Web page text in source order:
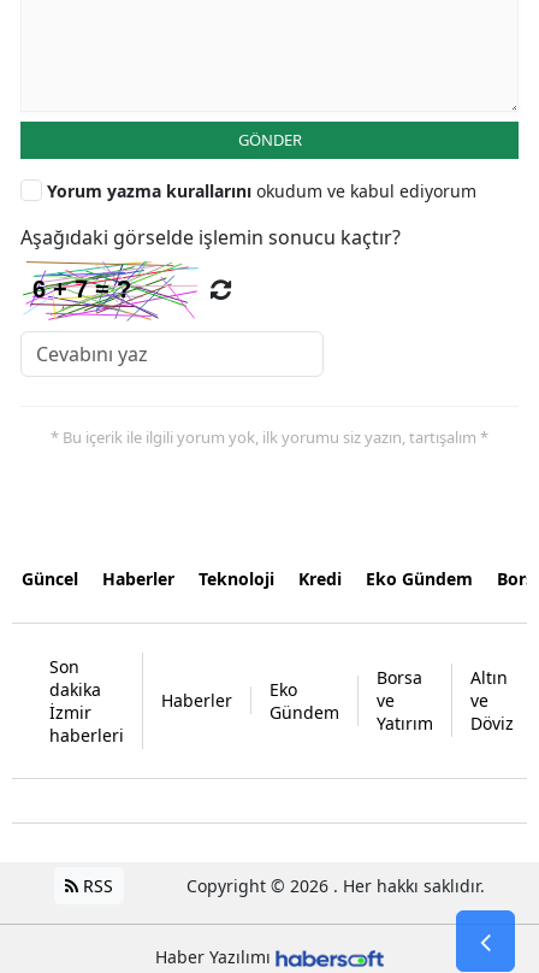
GÖNDER
Yorum yazma kurallarını okudum ve kabul ediyorum
Aşağıdaki görselde işlemin sonucu kaçtır?
* Bu içerik ile ilgili yorum yok, ilk yorumu siz yazın, tartışalım *
Güncel Haberler Teknoloji Kredi Eko Gündem
Son
dakika
İzmir
haberleri
Haberler
Eko
Gündem
Borsa
ve
Yatırım
Altın
ve
Döviz
RSS Copyright © 2026 . Her hakkı saklıdır.
Haber Yazılımı